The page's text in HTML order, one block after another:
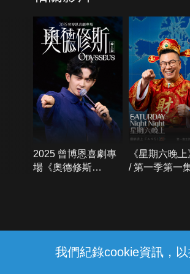
我們紀錄cookie資訊，
2025 曾博恩喜劇專
場《奧德修斯
《星期六晚
/ 第一季第一